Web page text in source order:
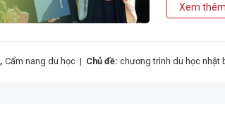
Xem thêm
, Cẩm nang du học | Chủ đề: chương trình du học nhật